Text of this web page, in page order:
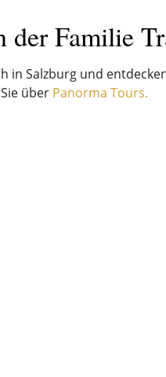
der Familie
in Salzburg und
über Panorma Tours.